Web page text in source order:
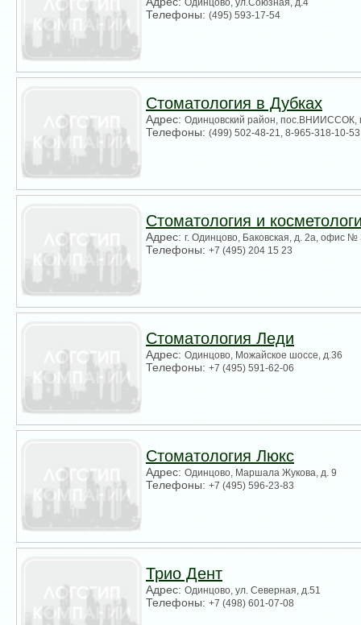
Телефоны:(495) 593-17-54
Стоматология в Дубках
Адрес:Одинцовский район, пос.ВНИИССОК,
Телефоны:(499) 502-48-21, 8-965-318-10-
Стоматология и
Адрес:г. Одинцово, Баковская, д. 2а, офис №
Телефоны:+7 (495) 204 15 23
Стоматология Леди
Адрес:Одинцово, Можайское шоссе, д.36
Телефоны:+7 (495) 591-62-06
Стоматология Люкс
Адрес:Одинцово, Маршала Жукова, д. 9
Телефоны:+7 (495) 596-23-83
Трио Дент
Адрес:Одинцово, ул. Северная, д.51
Телефоны:+7 (498) 601-07-08